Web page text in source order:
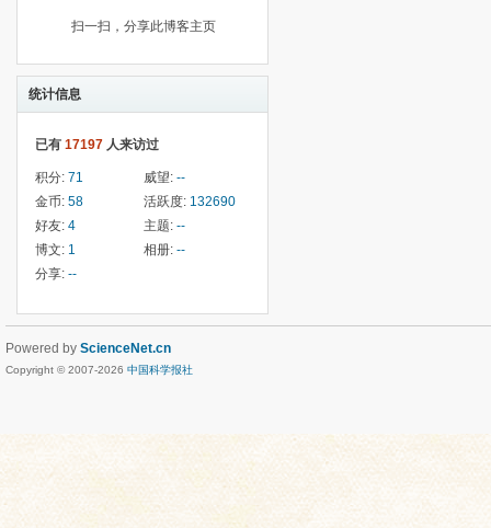
扫一扫，分享此博客主页
统计信息
已有 17197 人来访过
积分: 71 威望: --
金币: 58 活跃度: 132690
好友: 4 主题: --
博文: 1 相册: --
分享: --
Powered by ScienceNet.cn
Copyright © 2007-2026 中国科学报社